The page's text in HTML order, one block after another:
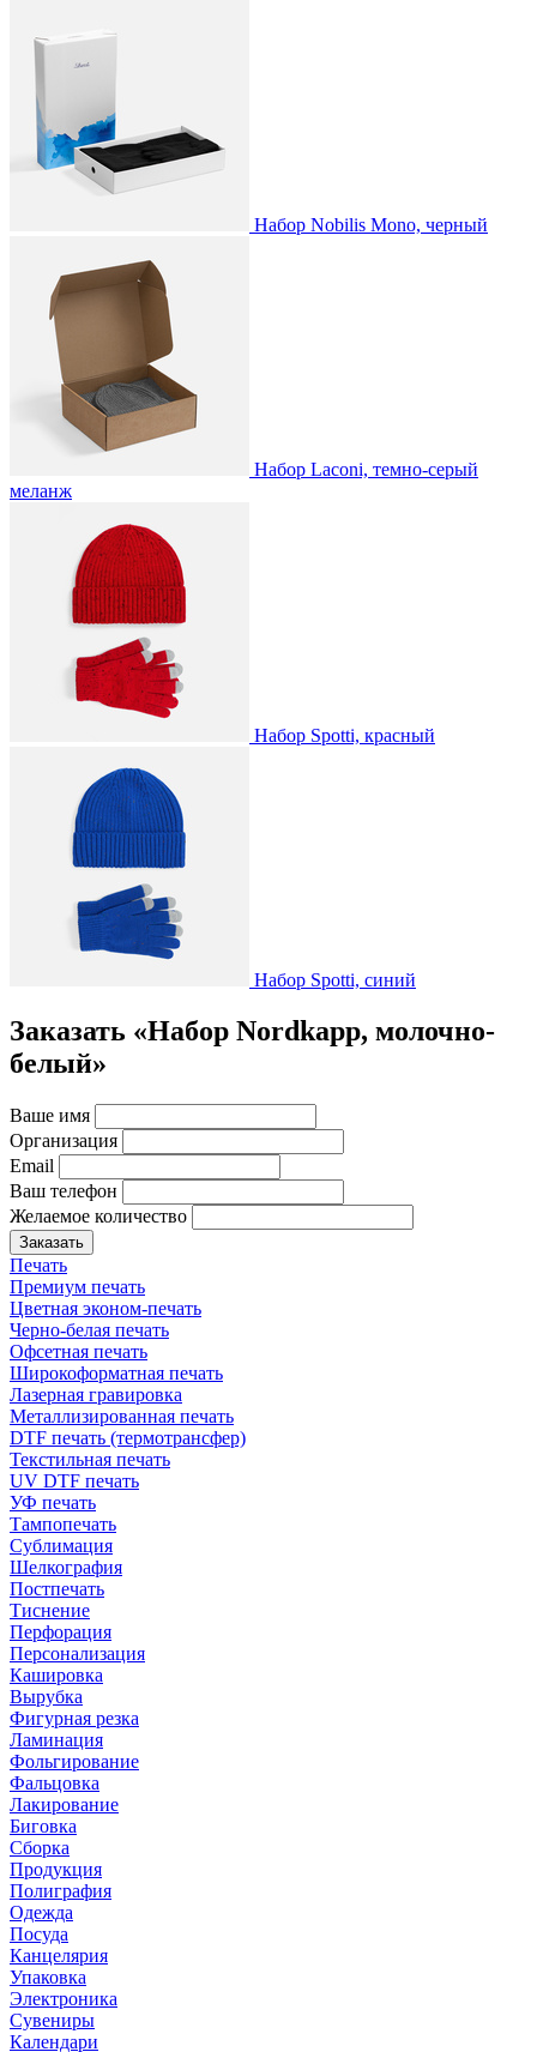
Набор Nobilis Mono, черный
Набор Laconi, темно-серый
меланж
Набор Spotti, красный
Набор Spotti, синий
Заказать «Набор Nordkapp, молочно-
белый»
Ваше имя
Организация
Email
Ваш телефон
Желаемое количество
Заказать
Печать
Премиум печать
Цветная эконом-печать
Черно-белая печать
Офсетная печать
Широкоформатная печать
Лазерная гравировка
Металлизированная печать
DTF печать (термотрансфер)
Текстильная печать
UV DTF печать
УФ печать
Тампопечать
Сублимация
Шелкография
Постпечать
Тиснение
Перфорация
Персонализация
Кашировка
Вырубка
Фигурная резка
Ламинация
Фольгирование
Фальцовка
Лакирование
Биговка
Сборка
Продукция
Полиграфия
Одежда
Посуда
Канцелярия
Упаковка
Электроника
Сувениры
Календари